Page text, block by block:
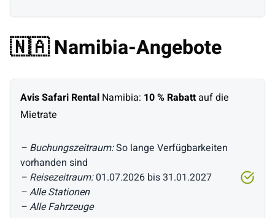
🇳🇦 Namibia-Angebote
Avis Safari Rental Namibia: 10 % Rabattauf die
Mietrate
– Buchungszeitraum:So lange Verfügbarkeiten
vorhanden sind
– Reisezeitraum:01.07.2026 bis 31.01.2027
– Alle Stationen
– Alle Fahrzeuge